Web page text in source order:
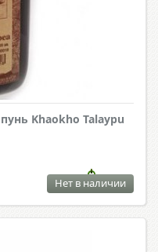
Khaokho Talaypu
Нет в наличии